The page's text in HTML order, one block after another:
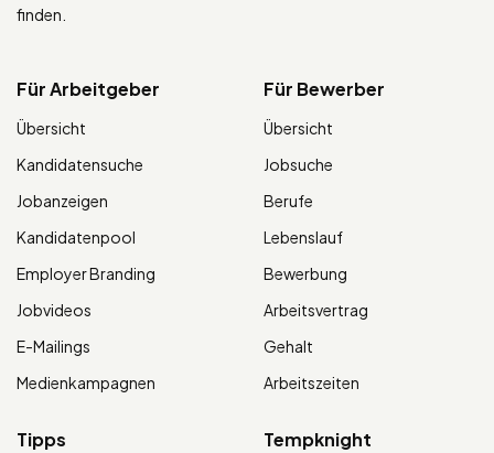
finden.
Für Arbeitgeber
Übersicht
Kandidatensuche
Jobanzeigen
Kandidatenpool
Employer Branding
Jobvideos
E-Mailings
Medienkampagnen
Für Bewerber
Übersicht
Jobsuche
Berufe
Lebenslauf
Bewerbung
Arbeitsvertrag
Gehalt
Arbeitszeiten
Tipps Tempknight